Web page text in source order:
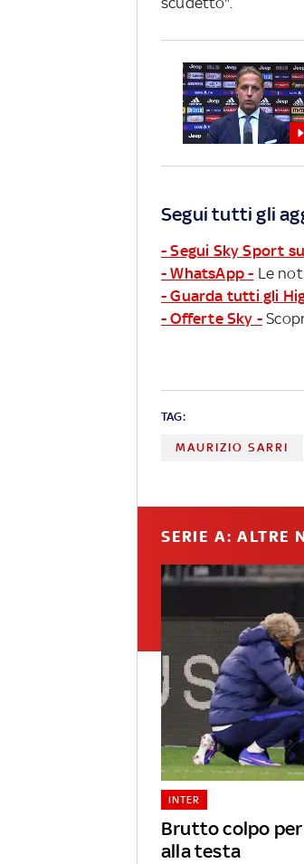
Segui tutti gli
- Segui Sky Sport
- WhatsApp - Le
- Guarda tutti gli
- Offerte Sky -
TAG:
MAURIZIO SARRI
SERIE A: ALTRE
Brutto colpo
alla testa
INTER